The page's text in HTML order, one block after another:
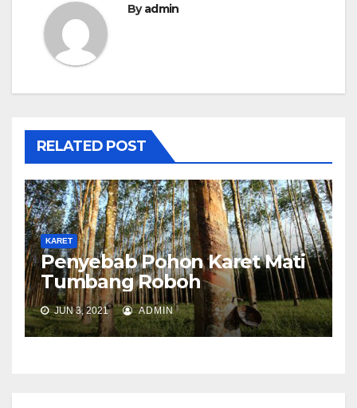
Byadmin
RELATED POST
KARET
Penyebab Pohon Karet Mati
Tumbang Roboh
JUN 3, 2021 ADMIN